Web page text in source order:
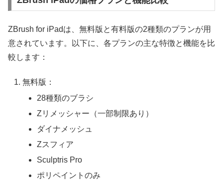
ZBrush for iPadは、無料版と有料版の2種類のプランが用
意されています。以下に、各プランの主な特徴と機能を比
較します：
無料版：
28種類のブラシ
Zリメッシャー（一部制限あり）
ダイナメッシュ
Zスフィア
Sculptris Pro
ポリペイントのみ